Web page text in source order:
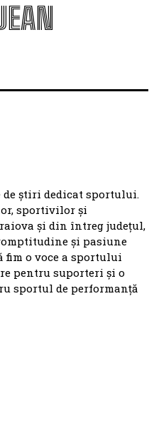
de știri dedicat sportului.
sportivilor și
și din întreg județul,
și pasiune
fim o voce a sportului
pentru suporteri și o
sportul de performanță